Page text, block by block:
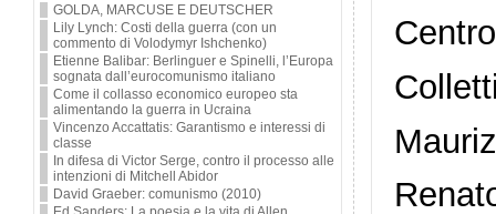
GOLDA, MARCUSE E DEUTSCHER
Lily Lynch: Costi della guerra (con un
commento di Volodymyr Ishchenko)
Etienne Balibar: Berlinguer e Spinelli, l’Europa
sognata dall’eurocomunismo italiano
Come il collasso economico europeo sta
alimentando la guerra in Ucraina
Vincenzo Accattatis: Garantismo e interessi di
classe
In difesa di Victor Serge, contro il processo alle
intenzioni di Mitchell Abidor
David Graeber: comunismo (2010)